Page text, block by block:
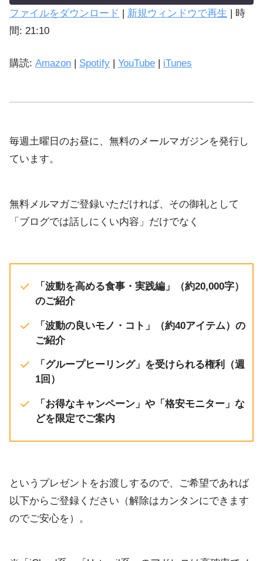
Amazon
SHARE
ファイルをダウンロード | 新規ウィンドウで再生 | 時
間: 21:10
購読: Amazon | Spotify | YouTube | iTunes
毎週土曜日のお昼に、無料のメールマガジンを発行し
ています。
無料メルマガご登録いただければ、その御礼として
「ブログでは話しにくい内容」だけでなく
「波動を高める食事・実践編」（約20,000字）
のご紹介
「波動の良いモノ・コト」（約40アイテム）の
ご紹介
「グループヒーリング」を受けられる権利（週
1回）
「お得なキャンペーン」や「格安モニター」な
どを限定でご案内
というプレゼントをお渡しするので、ご希望であれば
以下からご登録ください（解除はカンタンにできます
のでご安心を）。